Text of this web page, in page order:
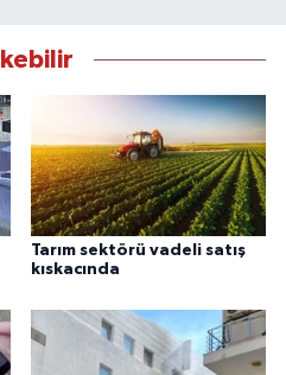
Tarım sektörü vadeli satış
kıskacında